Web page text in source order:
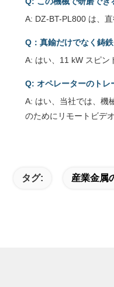
A: DZ-BT-PL800 は、
Q：真鍮だけでなく鋳
A: はい、11 kW スピン
Q: オペレーターのトレ
A: はい、当社では、機
のためにリモートビデ
タグ: 産業金属